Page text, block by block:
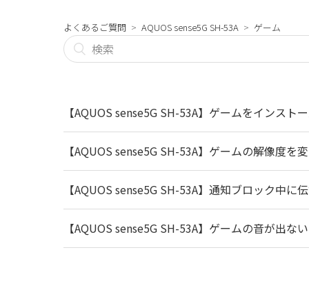
よくあるご質問 AQUOS sense5G SH-53A ゲーム
【AQUOS sense5G SH-53A】ゲームをインス
【AQUOS sense5G SH-53A】ゲームの解像度を
【AQUOS sense5G SH-53A】通知ブロック中に
【AQUOS sense5G SH-53A】ゲームの音が出ない